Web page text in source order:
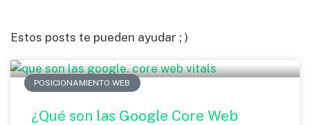
Estos posts te pueden ayudar ; )
POSICIONAMIENTO WEB
¿Qué son las Google Core Web